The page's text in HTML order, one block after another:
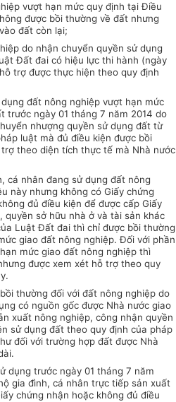
vượt hạn mức quy định tại Điều
được bồi thường về đất nhưng
đất còn lại;
do nhận chuyển quyền sử dụng
Đất đai có hiệu lực thi hành (ngày
trợ được thực hiện theo quy định
đất nông nghiệp vượt hạn mức
trước ngày 01 tháng 7 năm 2014 do
nhượng quyền sử dụng đất từ
luật mà đủ điều kiện được bồi
theo diện tích thực tế mà Nhà nước
cá nhân đang sử dụng đất nông
này nhưng không có Giấy chứng
đủ điều kiện để được cấp Giấy
quyền sở hữu nhà ở và tài sản khác
Luật Đất đai thì chỉ được bồi thường
giao đất nông nghiệp. Đối với phần
mức giao đất nông nghiệp thì
được xem xét hỗ trợ theo quy
thường đối với đất nông nghiệp do
có nguồn gốc được Nhà nước giao
xuất nông nghiệp, công nhận quyền
sử dụng đất theo quy định của pháp
đối với trường hợp đất được Nhà
dụng trước ngày 01 tháng 7 năm
gia đình, cá nhân trực tiếp sản xuất
chứng nhận hoặc không đủ điều